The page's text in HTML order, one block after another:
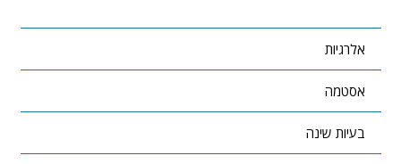
אלרגיות
אסטמה
בעיות שינה